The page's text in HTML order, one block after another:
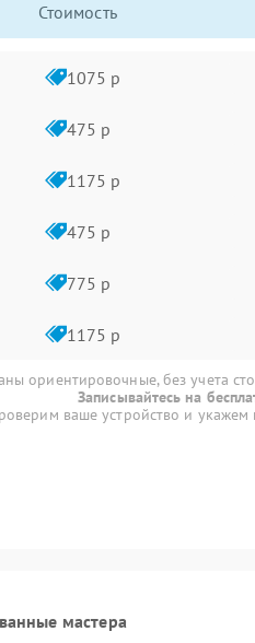
Стоимость
1075 р
475 р
1175 р
475 р
775 р
1175 р
ориентировочные, без учета
Записывайтесь на
ваше устройство и укажем
мастера